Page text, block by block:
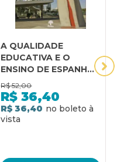
A QUALIDADE
EDUCATIVA E O
ENSINO DE ESPANHOL
NOS CENTROS DE
ESTUDOS DE
LÍNGUAS DE SÃO
PAULO (CEL-SP)
R$ 52,00
R$ 36,40
R$ 36,40